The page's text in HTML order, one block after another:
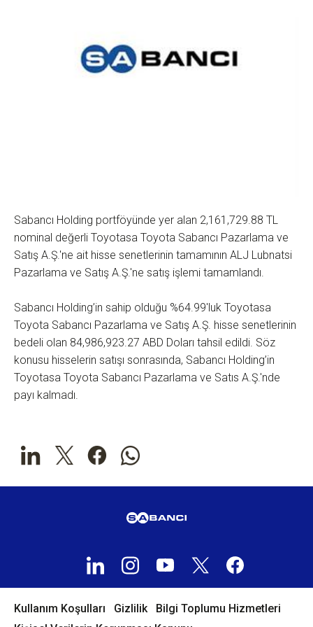
Sabancı Holding portföyünde yer alan 2,161,729.88 TL
nominal değerli Toyotasa Toyota Sabancı Pazarlama ve
Satış A.Ş.'ne ait hisse senetlerinin tamamının ALJ Lubnatsi
Pazarlama ve Satış A.Ş.'ne satış işlemi tamamlandı.
Sabancı Holding’in sahip olduğu %64.99'luk Toyotasa
Toyota Sabancı Pazarlama ve Satış A.Ş. hisse senetlerinin
bedeli olan 84,986,923.27 ABD Doları tahsil edildi. Söz
konusu hisselerin satışı sonrasında, Sabancı Holding’in
Toyotasa Toyota Sabancı Pazarlama ve Satıs A.Ş.'nde
payı kalmadı.
Kullanım Koşulları Gizlilik
Bilgi Toplumu Hizmetleri